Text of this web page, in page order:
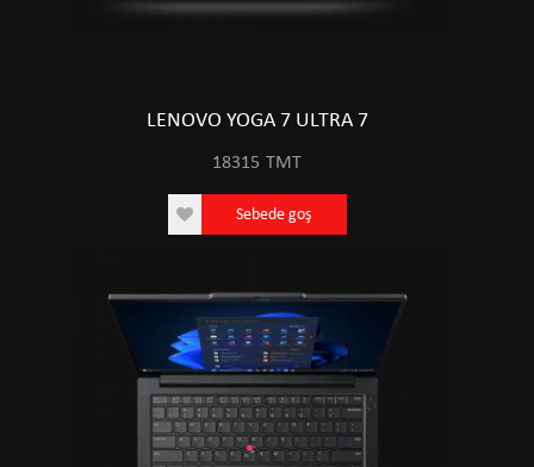
LENOVO YOGA 7 ULTRA 7
18315 TMT
Sebede goş